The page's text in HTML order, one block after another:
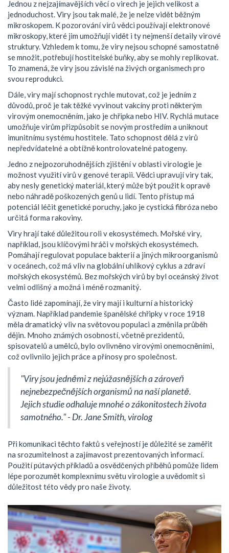
Jednou z nejzajímavějších věcí o virech je jejich velikost a
jednoduchost. Viry jsou tak malé, že je nelze vidět běžným
mikroskopem. K pozorování virů vědci používají elektronové
mikroskopy, které jim umožňují vidět i ty nejmenší detaily virové
struktury. Vzhledem k tomu, že viry nejsou schopné samostatně
se množit, potřebují hostitelské buňky, aby se mohly replikovat.
To znamená, že viry jsou závislé na živých organismech pro
svou reprodukci.
Dále, viry mají schopnost rychle mutovat, což je jedním z
důvodů, proč je tak těžké vyvinout vakcíny proti některým
virovým onemocněním, jako je chřipka nebo HIV. Rychlá mutace
umožňuje virům přizpůsobit se novým prostředím a uniknout
imunitnímu systému hostitele. Tato schopnost dělá z virů
nepředvídatelné a obtížně kontrolovatelné patogeny.
Jedno z nejpozoruhodnějších zjištění v oblasti virologie je
možnost využití virů v genové terapii. Vědci upravují viry tak,
aby nesly genetický materiál, který může být použit k opravě
nebo náhradě poškozených genů u lidí. Tento přístup má
potenciál léčit genetické poruchy, jako je cystická fibróza nebo
určitá forma rakoviny.
Viry hrají také důležitou roli v ekosystémech. Mořské viry,
například, jsou klíčovými hráči v mořských ekosystémech.
Pomáhají regulovat populace bakterií a jiných mikroorganismů
v oceánech, což má vliv na globální uhlíkový cyklus a zdraví
mořských ekosystémů. Bez mořských virů by byl oceánský život
velmi odlišný a možná i méně rozmanitý.
Často lidé zapomínají, že viry mají i kulturní a historický
význam. Například pandemie španělské chřipky v roce 1918
měla dramatický vliv na světovou populaci a změnila průběh
dějin. Mnoho známých osobností, včetně prezidentů,
spisovatelů a umělců, bylo ovlivněno virovými onemocněními,
což ovlivnilo jejich práce a přínosy pro společnost.
"Viry jsou jedněmi z nejúžasnějších a zároveň
nejnebezpečnějších organismů na naší planetě.
Jejich studie odhaluje mnohé o zákonitostech života
samotného." - Dr. Jane Smith, virolog
Při komunikaci těchto faktů s veřejností je důležité se zaměřit
na srozumitelnost a zajímavost prezentovaných informací.
Použití pútavých příkladů a osvědčených příběhů pomůže lidem
lépe porozumět komplexnímu světu virologie a uvědomit si
důležitost této vědy pro naše životy.